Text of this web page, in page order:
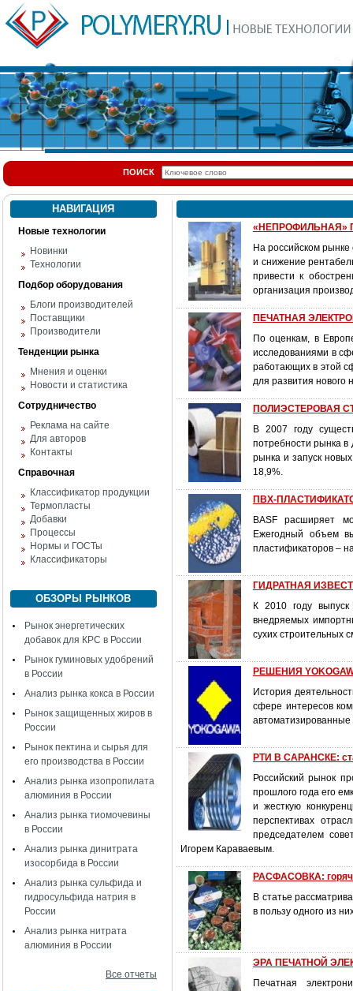
ПОИСК
НАВИГАЦИЯ
Новые технологии
Новинки
Технологии
Подбор оборудования
Блоги производителей
Поставщики
Производители
Тенденции рынка
Мнения и оценки
Новости и статистика
Сотрудничество
Реклама на сайте
Для авторов
Контакты
Справочная
Классификатор продукции
Термопласты
Добавки
Процессы
Нормы и ГОСТы
Классификаторы
ОБЗОРЫ РЫНКОВ
Рынок энергетических
добавок для КРС в России
Рынок гуминовых удобрений
в России
Анализ рынка кокса в России
Рынок защищенных жиров в
России
Рынок пектина и сырья для
его производства в России
Анализ рынка изопропилата
алюминия в России
Анализ рынка тиомочевины
в России
Анализ рынка динитрата
изосорбида в России
Анализ рынка сульфида и
гидросульфида натрия в
России
Анализ рынка нитрата
алюминия в России
Все отчеты
«НЕПРОФИЛЬНАЯ»
На российском
и снижение
привести к
организация
ПЕЧАТНАЯ
По оценкам, в
исследованиями в
работающих в этой
для развития нового
ПОЛИЭСТЕРОВАЯ
В 2007 году
потребности рынка в
рынка и запуск
18,9%.
ПВХ-
BASF расширяет
Ежегодный объем
пластификаторов –
ГИДРАТНАЯ
К 2010 году
внедряемых
сухих строительных
РЕШЕНИЯ
История
сфере интересов
автоматизированные
РТИ В САРАНСКЕ:
Российский рынок
прошлого года его
и жесткую
перспективах
председателем
Игорем Караваевым.
РАСФАСОВКА:
В статье
в пользу одного из
ЭРА ПЕЧАТНОЙ
Печатная